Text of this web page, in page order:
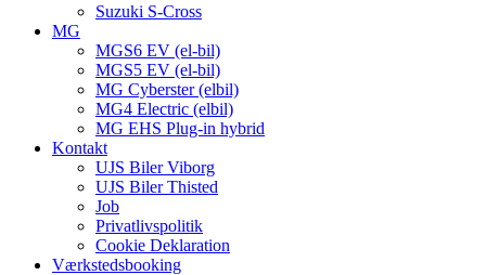
Suzuki S-Cross
MG
MGS6 EV (el-bil)
MGS5 EV (el-bil)
MG Cyberster (elbil)
MG4 Electric (elbil)
MG EHS Plug-in hybrid
Kontakt
UJS Biler Viborg
UJS Biler Thisted
Job
Privatlivspolitik
Cookie Deklaration
Værkstedsbooking